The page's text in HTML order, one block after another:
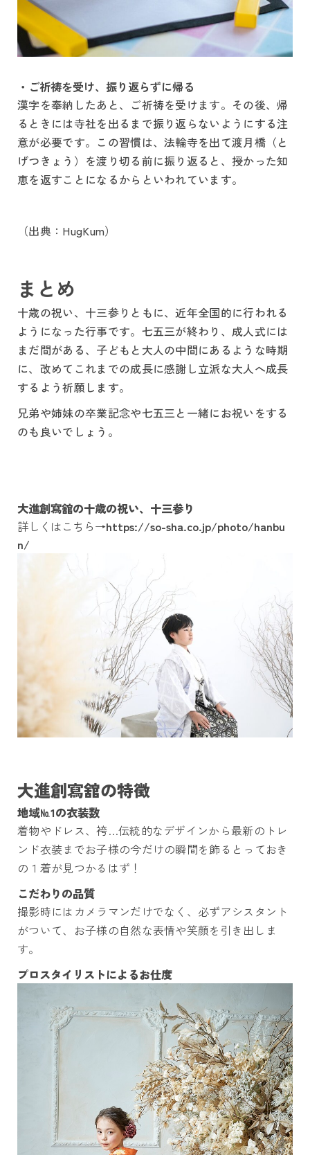
・ご祈祷を受け、振り返らずに帰る
漢字を奉納したあと、ご祈祷を受けます。その後、帰
るときには寺社を出るまで振り返らないようにする注
意が必要です。この習慣は、法輪寺を出て渡月橋（と
げつきょう）を渡り切る前に振り返ると、授かった知
恵を返すことになるからといわれています。
（出典：HugKum）
まとめ
十歳の祝い、十三参りともに、近年全国的に行われる
ようになった行事です。七五三が終わり、成人式には
まだ間がある、子どもと大人の中間にあるような時期
に、改めてこれまでの成長に感謝し立派な大人へ成長
するよう祈願します。
兄弟や姉妹の卒業記念や七五三と一緒にお祝いをする
のも良いでしょう。
大進創寫舘の十歳の祝い、十三参り
詳しくはこちら→https://so-sha.co.jp/photo/hanbu
n/
大進創寫舘の特徴
地域№1の衣装数
着物やドレス、袴…伝統的なデザインから最新のトレ
ンド衣装までお子様の今だけの瞬間を飾るとっておき
の１着が見つかるはず ！
こだわりの品質
撮影時にはカメラマンだけでなく、必ずアシスタント
がついて、お子様の自然な表情や笑顔を引き出しま
す。
プロスタイリストによるお仕度